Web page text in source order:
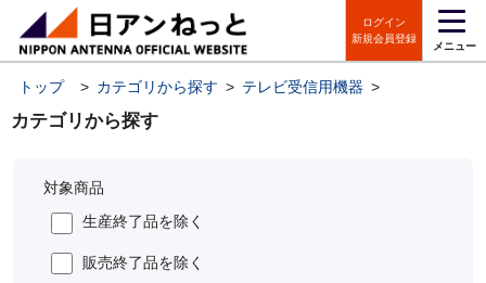
ログイン
新規会員登録
メニュー
カテゴリから探す
トップ > カテゴリから探す > テレビ受信用機器 >
対象商品
生産終了品を除く
販売終了品を除く